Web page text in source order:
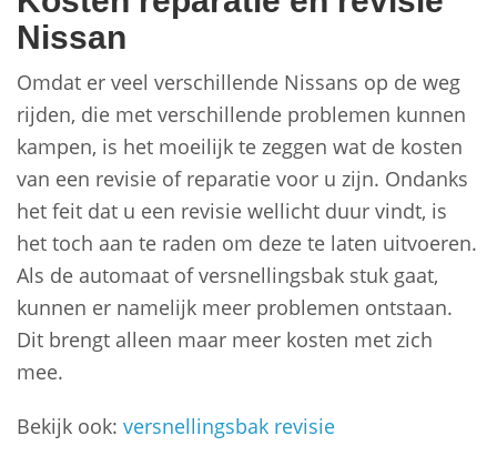
Nissan
Omdat er veel verschillende Nissans op de weg
rijden, die met verschillende problemen kunnen
kampen, is het moeilijk te zeggen wat de kosten
van een revisie of reparatie voor u zijn. Ondanks
het feit dat u een revisie wellicht duur vindt, is
het toch aan te raden om deze te laten uitvoeren.
Als de automaat of versnellingsbak stuk gaat,
kunnen er namelijk meer problemen ontstaan.
Dit brengt alleen maar meer kosten met zich
mee.
Bekijk ook: versnellingsbak revisie